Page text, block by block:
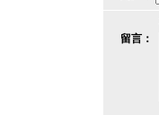
留言：